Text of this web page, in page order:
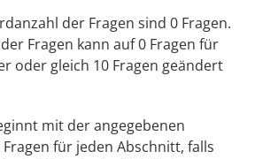
der Fragen sind 0 Fragen.
Fragen kann auf 0 Fragen für
oder gleich 10 Fragen geändert
mit der angegebenen
für jeden Abschnitt, falls